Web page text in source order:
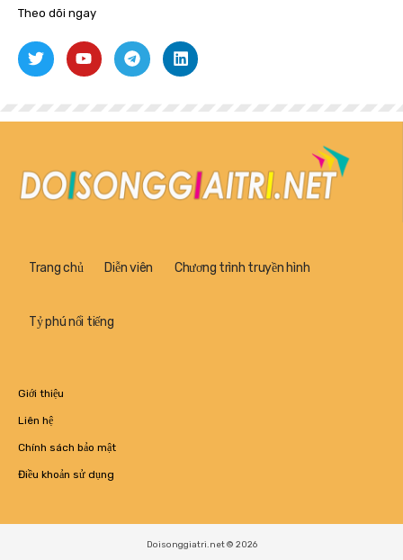
Theo dõi ngay
Trang chủ Diễn viên Chương trình truyền hình
Tỷ phú nổi tiếng
Giới thiệu
Liên hệ
Chính sách bảo mật
Điều khoản sử dụng
Doisonggiatri.net © 2026